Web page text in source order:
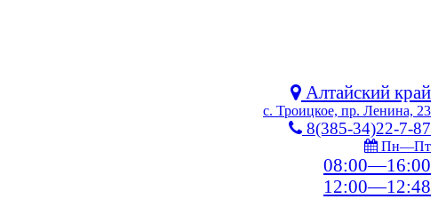
Алтайский край
с. Троицкое, пр. Ленина, 23
8(385-34)22-7-87
Пн—Пт
08:00—16:00
12:00—12:48